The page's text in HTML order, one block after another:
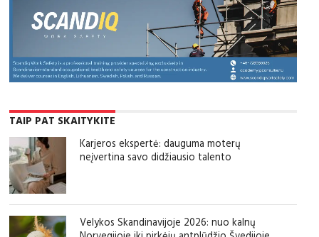
TAIP PAT SKAITYKITE
Karjeros ekspertė: dauguma moterų
neįvertina savo didžiausio talento
Velykos Skandinavijoje 2026: nuo kalnų